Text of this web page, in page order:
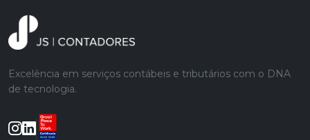
Excelência em serviços contábeis e tributários com o DNA
de tecnologia.